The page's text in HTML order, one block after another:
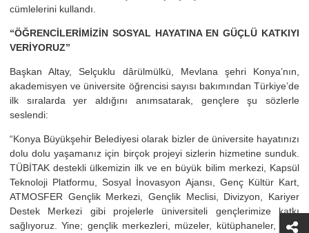
cümlelerini kullandı.
“ÖĞRENCİLERİMİZİN SOSYAL HAYATINA EN GÜÇLÜ KATKIYI
VERİYORUZ”
Başkan Altay, Selçuklu dârülmülkü, Mevlana şehri Konya’nın,
akademisyen ve üniversite öğrencisi sayısı bakımından Türkiye’de
ilk sıralarda yer aldığını anımsatarak, gençlere şu sözlerle
seslendi:
“Konya Büyükşehir Belediyesi olarak bizler de üniversite hayatınızı
dolu dolu yaşamanız için birçok projeyi sizlerin hizmetine sunduk.
TÜBİTAK destekli ülkemizin ilk ve en büyük bilim merkezi, Kapsül
Teknoloji Platformu, Sosyal İnovasyon Ajansı, Genç Kültür Kart,
ATMOSFER Gençlik Merkezi, Gençlik Meclisi, Divizyon, Kariyer
Destek Merkezi gibi projelerle üniversiteli gençlerimize katkı
sağlıyoruz. Yine; gençlik merkezleri, müzeler, kütüphaneler, spor